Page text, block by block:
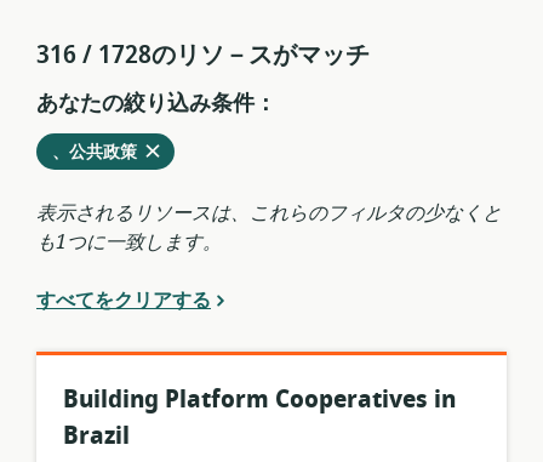
316 / 1728のリソ－スがマッチ
あなたの絞り込み条件：
削
除
す
る
、公共政策を
現
在
の
フ
ル
か
表示されるリソースは、これらのフィルタの少なくと
も1つに一致します。
すべてをクリアする
Building Platform Cooperatives in
Brazil